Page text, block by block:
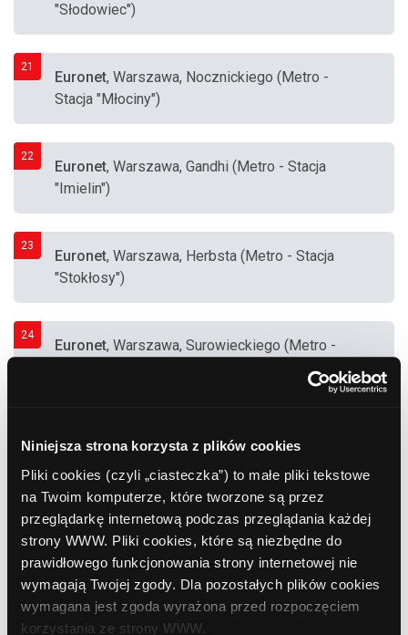
Niniejsza strona korzysta z plików cookies
Pliki cookies (czyli „ciasteczka”) to małe pliki tekstowe
na Twoim komputerze, które tworzone są przez
przeglądarkę internetową podczas przeglądania każdej
strony WWW. Pliki cookies, które są niezbędne do
prawidłowego funkcjonowania strony internetowej nie
wymagają Twojej zgody. Dla pozostałych plików cookies
wymagana jest zgoda wyrażona przed rozpoczęciem
korzystania ze strony WWW.
"Słodowiec")
21
Euronet, Warszawa, Nocznickiego (Metro -
Stacja "Młociny")
22
Euronet, Warszawa, Gandhi (Metro - Stacja
"Imielin")
23
Euronet, Warszawa, Herbsta (Metro - Stacja
"Stokłosy")
24
Euronet, Warszawa, Surowieckiego (Metro -
Stacja "Służew")
26
Euronet , Warszawa, Woronicza (Metro - Stacja
"Wierzbno")
27
Euronet, Warszawa, Racławicka (Metro -